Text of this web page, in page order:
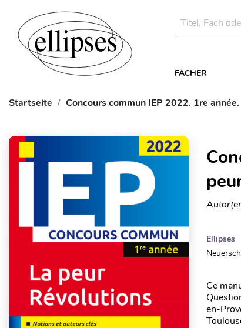
FÄCHER
Startseite Concours commun IEP 2022. 1re
Ellipses
Ce
en-